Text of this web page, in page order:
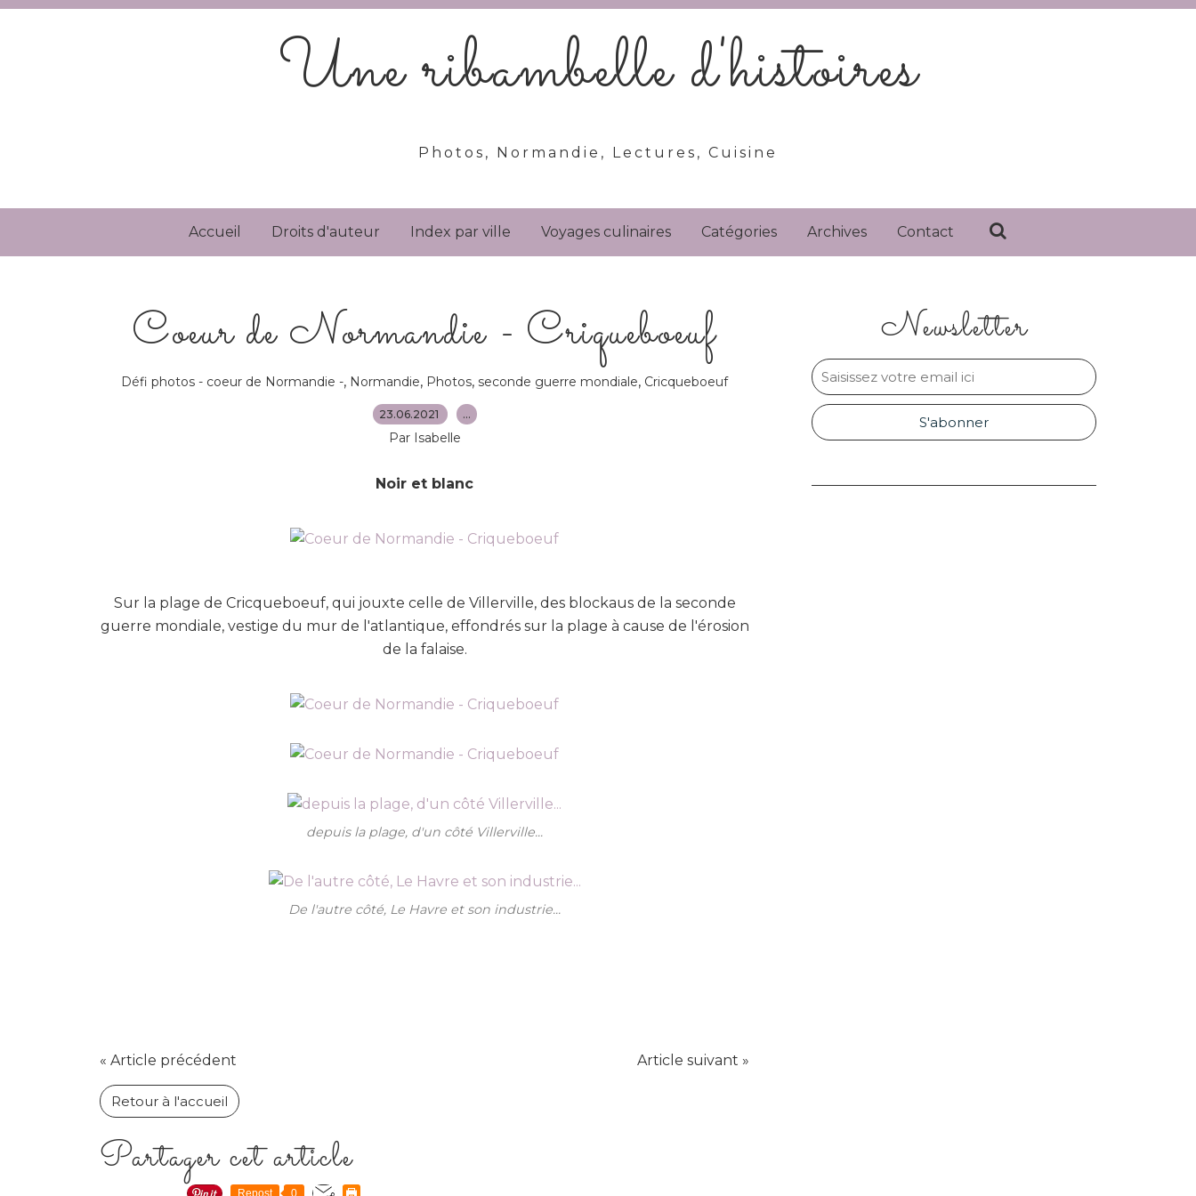
Une ribambelle d'histoires
Photos, Normandie, Lectures, Cuisine
Accueil Droits d'auteur Index par ville Voyages culinaires Catégories Archives Contact
Coeur de Normandie - Criqueboeuf
Défi photos - coeur de Normandie -, Normandie, Photos, seconde guerre mondiale, Cricqueboeuf
23.06.2021 …
Par Isabelle
Noir et blanc
Sur la plage de Cricqueboeuf, qui jouxte celle de Villerville, des blockaus de la seconde
guerre mondiale, vestige du mur de l'atlantique, effondrés sur la plage à cause de l'érosion
de la falaise.
depuis la plage, d'un côté Villerville...
De l'autre côté, Le Havre et son industrie...
« Article précédent Article suivant »
Retour à l'accueil
Partager cet article
Repost 0
Newsletter